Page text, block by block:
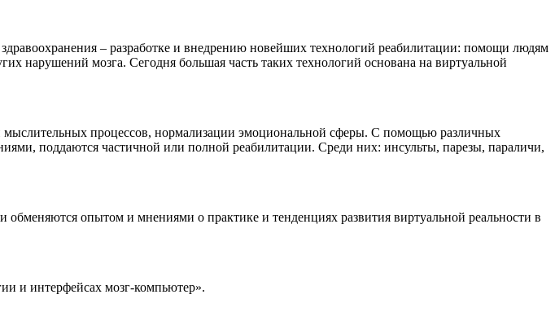
– разработке и внедрению новейших технологий реабилитации: помощи людям
нарушений мозга. Сегодня большая часть таких технологий основана на виртуальной
мыслительных процессов, нормализации эмоциональной сферы. С помощью различных
поддаются частичной или полной реабилитации. Среди них: инсульты, парезы, параличи,
опытом и мнениями о практике и тенденциях развития виртуальной реальности в
и интерфейсах мозг-компьютер».